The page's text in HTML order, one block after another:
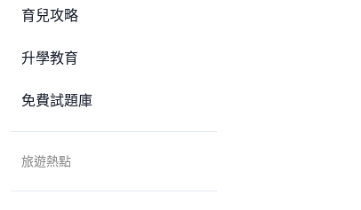
育兒攻略
升學教育
免費試題庫
旅遊熱點